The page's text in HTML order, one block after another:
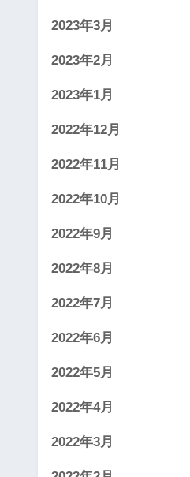
2023年3月
2023年2月
2023年1月
2022年12月
2022年11月
2022年10月
2022年9月
2022年8月
2022年7月
2022年6月
2022年5月
2022年4月
2022年3月